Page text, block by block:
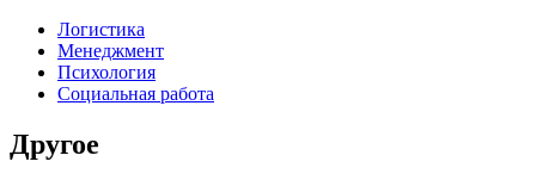
Логистика
Менеджмент
Психология
Социальная работа
Другое